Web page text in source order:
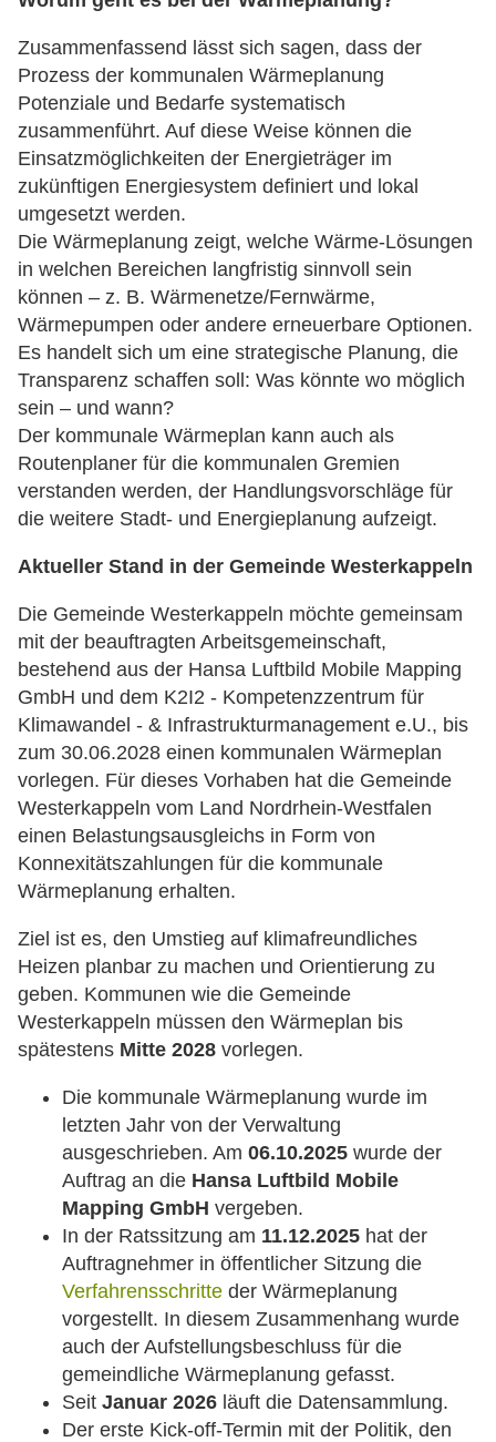
Zusammenfassend lässt sich sagen, dass der
Prozess der kommunalen Wärmeplanung
Potenziale und Bedarfe systematisch
zusammenführt. Auf diese Weise können die
Einsatzmöglichkeiten der Energieträger im
zukünftigen Energiesystem definiert und lokal
umgesetzt werden.
Die Wärmeplanung zeigt, welche Wärme-Lösungen
in welchen Bereichen langfristig sinnvoll sein
können – z. B. Wärmenetze/Fernwärme,
Wärmepumpen oder andere erneuerbare Optionen.
Es handelt sich um eine strategische Planung, die
Transparenz schaffen soll: Was könnte wo möglich
sein – und wann?
Der kommunale Wärmeplan kann auch als
Routenplaner für die kommunalen Gremien
verstanden werden, der Handlungsvorschläge für
die weitere Stadt- und Energieplanung aufzeigt.
Aktueller Stand in der Gemeinde Westerkappeln
Die Gemeinde Westerkappeln möchte gemeinsam
mit der beauftragten Arbeitsgemeinschaft,
bestehend aus der Hansa Luftbild Mobile Mapping
GmbH und dem K2I2 - Kompetenzzentrum für
Klimawandel - & Infrastrukturmanagement e.U., bis
zum 30.06.2028 einen kommunalen Wärmeplan
vorlegen. Für dieses Vorhaben hat die Gemeinde
Westerkappeln vom Land Nordrhein-Westfalen
einen Belastungsausgleichs in Form von
Konnexitätszahlungen für die kommunale
Wärmeplanung erhalten.
Ziel ist es, den Umstieg auf klimafreundliches
Heizen planbar zu machen und Orientierung zu
geben. Kommunen wie die Gemeinde
Westerkappeln müssen den Wärmeplan bis
spätestens Mitte 2028 vorlegen.
Die kommunale Wärmeplanung wurde im
letzten Jahr von der Verwaltung
ausgeschrieben. Am 06.10.2025 wurde der
Auftrag an die Hansa Luftbild Mobile
Mapping GmbH vergeben.
In der Ratssitzung am 11.12.2025 hat der
Auftragnehmer in öffentlicher Sitzung die
Verfahrensschritte der Wärmeplanung
vorgestellt. In diesem Zusammenhang wurde
auch der Aufstellungsbeschluss für die
gemeindliche Wärmeplanung gefasst.
Seit Januar 2026 läuft die Datensammlung.
Der erste Kick-off-Termin mit der Politik, den